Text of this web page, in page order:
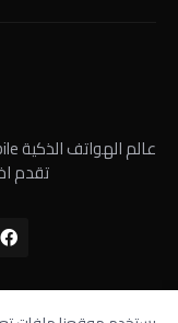
تقدم